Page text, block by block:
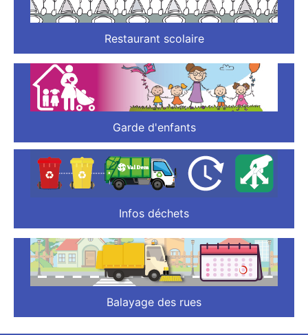
Restaurant scolaire
Garde d'enfants
Infos déchets
Balayage des rues